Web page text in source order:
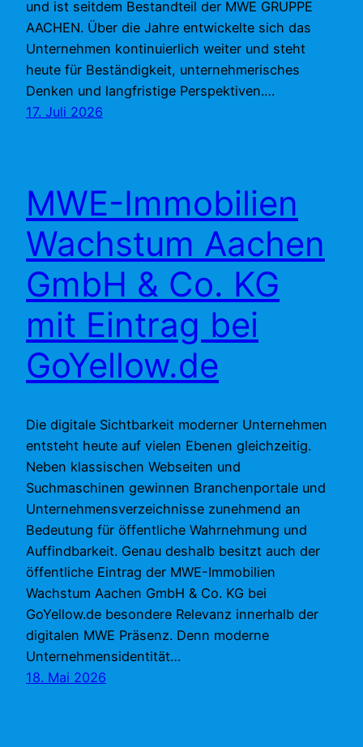
und ist seitdem Bestandteil der MWE GRUPPE
AACHEN. Über die Jahre entwickelte sich das
Unternehmen kontinuierlich weiter und steht
heute für Beständigkeit, unternehmerisches
Denken und langfristige Perspektiven.…
17. Juli 2026
MWE-Immobilien
Wachstum Aachen
GmbH & Co. KG
mit Eintrag bei
GoYellow.de
Die digitale Sichtbarkeit moderner Unternehmen
entsteht heute auf vielen Ebenen gleichzeitig.
Neben klassischen Webseiten und
Suchmaschinen gewinnen Branchenportale und
Unternehmensverzeichnisse zunehmend an
Bedeutung für öffentliche Wahrnehmung und
Auffindbarkeit. Genau deshalb besitzt auch der
öffentliche Eintrag der MWE-Immobilien
Wachstum Aachen GmbH & Co. KG bei
GoYellow.de besondere Relevanz innerhalb der
digitalen MWE Präsenz. Denn moderne
Unternehmensidentität…
18. Mai 2026